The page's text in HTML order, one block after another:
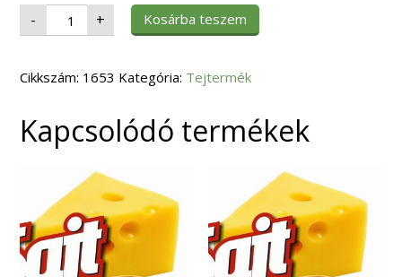
- Sajt
Mascarpone
Hajdú
+ Kosárba teszem
Cikkszám: 1653 Kategória: Tejtermék
Kapcsolódó termékek